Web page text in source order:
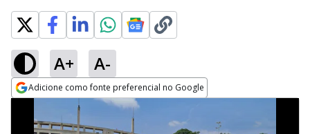
A+ A-
Adicione como fonte preferencial no Google
Opens in new window